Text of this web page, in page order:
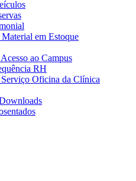
em Estoque
ao Campus
RH
Oficina da Clínica